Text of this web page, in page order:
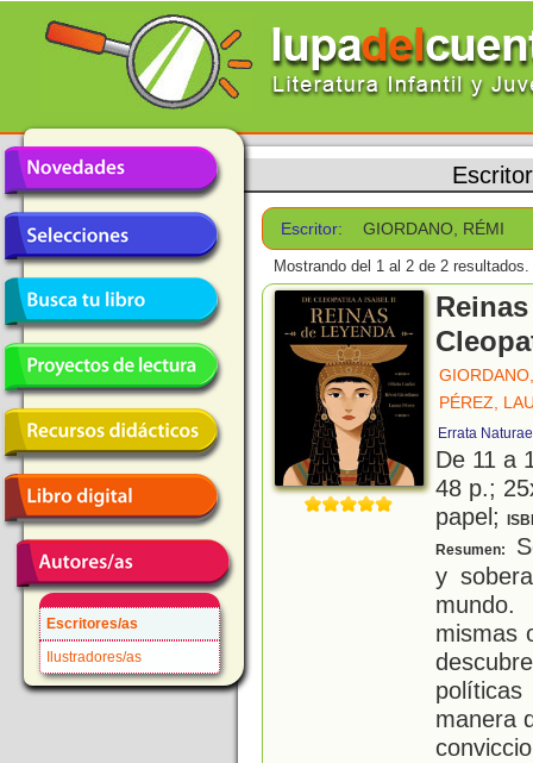
Escritores/as
Ilustradores/as
Escritor: GIORDANO, RÉMI
Mostrando del 1 al 2 de 2 resultados.
PÉREZ,
Errata Naturae
De 11 a
48 p.;
papel;
Resumen:
y
mismas
manera